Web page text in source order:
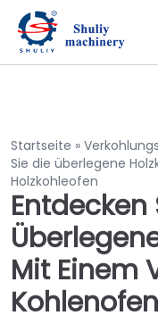
Startseite »
Sie die überlegene
Holzkohleofen
Entdecken
Mit Einem
Kohlenofen